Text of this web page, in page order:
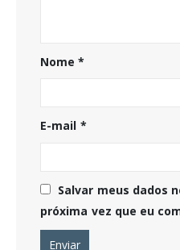
Nome*
E-mail *
Salvar meus dados
próxima vez que eu